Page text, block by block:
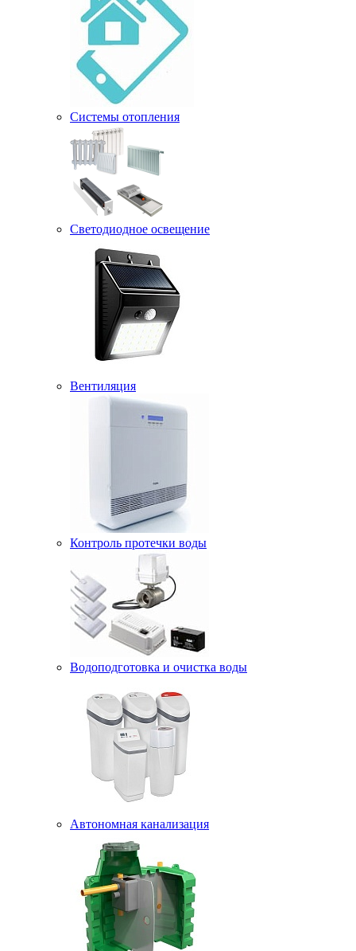
Системы отопления
Светодиодное освещение
Вентиляция
Контроль протечки воды
Водоподготовка и очистка воды
Автономная канализация